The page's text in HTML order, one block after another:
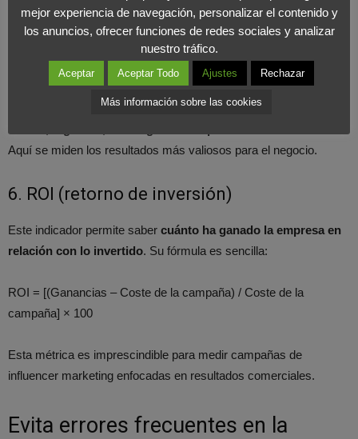
Un buen indicador cuando el objetivo es dirigir usuarios a la web.
Losenlaces personalizadospermiten saber cuántas visitas
provienen de cada influencer.
5. Conversiones
Aquí se miden los resultados más valiosos para el negocio.
6. ROI (retorno de inversión)
Este indicador permite saber cuánto ha ganado la empresa en
relación con lo invertido. Su fórmula es sencilla:
ROI = [(Ganancias – Coste de la campaña) / Coste de la
campaña] × 100
Esta métrica es imprescindible para medir campañas de
influencer marketing enfocadas en resultados comerciales.
Evita errores frecuentes en la
mejor experiencia de navegación, personalizar el contenido y
los anuncios, ofrecer funciones de redes sociales y analizar
nuestro tráfico.
Aceptar Aceptar Todo Ajustes Rechazar
Más información sobre las cookies